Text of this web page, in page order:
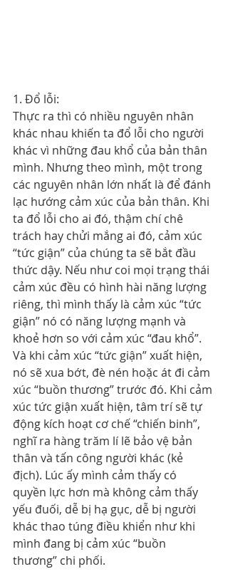
1. Đổ lỗi:
Thực ra thì có nhiều nguyên nhân
khác nhau khiến ta đổ lỗi cho người
khác vì những đau khổ của bản thân
mình. Nhưng theo mình, một trong
các nguyên nhân lớn nhất là để đánh
lạc hướng cảm xúc của bản thân. Khi
ta đổ lỗi cho ai đó, thậm chí chê
trách hay chửi mắng ai đó, cảm xúc
“tức giận” của chúng ta sẽ bắt đầu
thức dậy. Nếu như coi mọi trạng thái
cảm xúc đều có hình hài năng lượng
riêng, thì mình thấy là cảm xúc “tức
giận” nó có năng lượng mạnh và
khoẻ hơn so với cảm xúc “đau khổ”.
Và khi cảm xúc “tức giận” xuất hiện,
nó sẽ xua bớt, đè nén hoặc át đi cảm
xúc “buồn thương” trước đó. Khi cảm
xúc tức giận xuất hiện, tâm trí sẽ tự
động kích hoạt cơ chế “chiến binh”,
nghĩ ra hàng trăm lí lẽ bảo vệ bản
thân và tấn công người khác (kẻ
địch). Lúc ấy mình cảm thấy có
quyền lực hơn mà không cảm thấy
yếu đuối, dễ bị hạ gục, dễ bị người
khác thao túng điều khiển như khi
mình đang bị cảm xúc “buồn
thương” chi phối.